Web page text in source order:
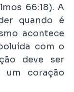
66:18). A
quando é
acontece
com o
deve ser
coração